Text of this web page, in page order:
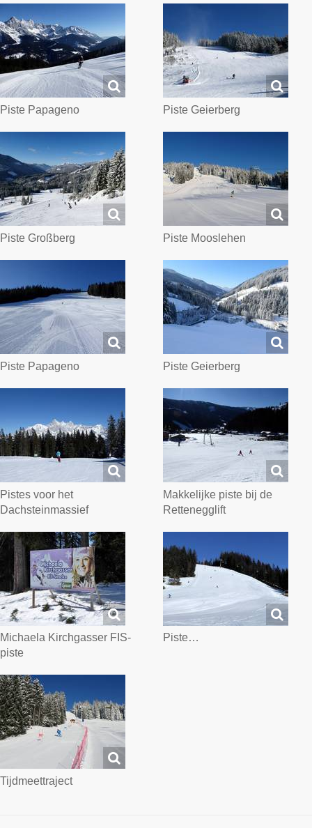
Piste Papageno Piste Geierberg
Piste Großberg Piste Mooslehen
Piste Papageno Piste Geierberg
Pistes voor het
Dachsteinmassief
Makkelijke piste bij de
Rettenegglift
Michaela Kirchgasser FIS-
piste
Piste…
Tijdmeettraject